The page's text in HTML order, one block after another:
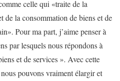
celle qui «traite de la
la consommation de biens et de
Pour ma part, j’aime penser à
par lesquels nous répondons à
et de services ». Avec cette
pouvons vraiment élargir et